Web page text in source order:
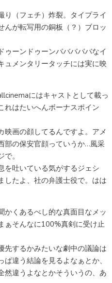
り（フェチ）炸裂。タイプライ
んが転写用の銅板（？）ブロッ
ゥーンドゥーンバババババなイ
ュメンタリータッチには実に映
にはキャストとして載っ
れはたいへんボーナスポイン
映画の顔してるんですよ。アメ
部の保安官顔っていうか…風采
。
を吐いている気がするジェシ
したよ、社の弁護士役で。はは
かくあるべし的な真面目なメッ
ぁそんなに100%真剣に受け止
先するかみたいな劇中の議論は
違う結論を見るよなぁとか、
然違うよなとかそういうの、あ